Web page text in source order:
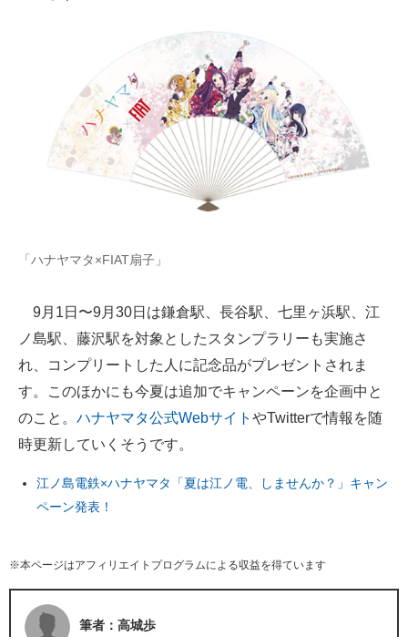
ちょっと気になるネットの話題
「ハナヤマタ×FIAT扇子」
9月1日〜9月30日は鎌倉駅、長谷駅、七里ヶ浜駅、江
ノ島駅、藤沢駅を対象としたスタンプラリーも実施さ
れ、コンプリートした人に記念品がプレゼントされま
す。このほかにも今夏は追加でキャンペーンを企画中と
のこと。 ハナヤマタ公式Webサイト やTwitterで情報を随
時更新していくそうです。
江ノ島電鉄×ハナヤマタ「夏は江ノ電、しませんか？」キャン
ペーン発表！
※本ページはアフィリエイトプログラムによる収益を得ています
筆者：高城歩